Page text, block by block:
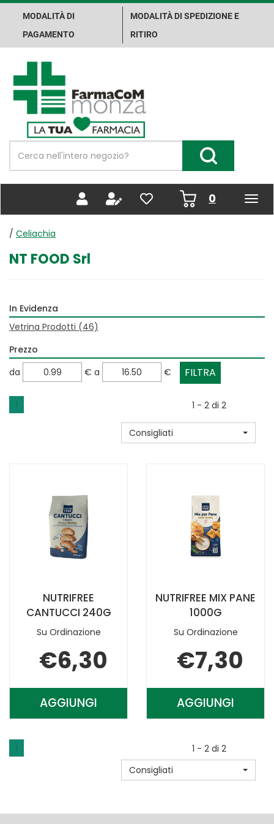
Passa
contenuto
MODALITÀ DI
PAGAMENTO
MODALITÀ DI SPEDIZIONE E
RITIRO
Farma.Co.M.
Spa
Prodotto
Cerca Prodotto
0 prodotti
inseriti
/ Celiachia
NT FOOD Srl
In Evidenza
Vetrina Prodotti (46)
Prezzo
filtra
da € filtra
a €
1 1 - 2 di 2
Consigliati
NUTRIFREE
CANTUCCI 240G
Su Ordinazione
€6,30
AGGIUNGIAGGIUNGI NUTRIFREE
CARRELLO
NUTRIFREE MIX PANE
1000G
Su Ordinazione
€7,30
AGGIUNGI
AGGIUNGI
PANE
1000G AL
CARRELLO
1
1 - 2 di 2
Consigliati